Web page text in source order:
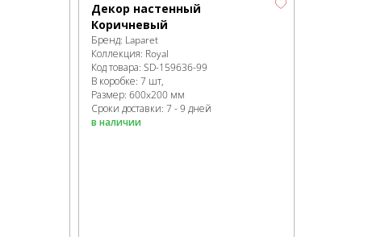
Декор настенный
Коричневый
Бренд: Laparet
Коллекция: Royal
Код товара: SD-159636-99
В коробке: 7 шт,
Размер: 600x200 мм
Сроки доставки: 7 - 9 дней
в наличии